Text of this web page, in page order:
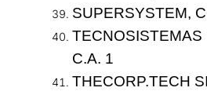
SUPERSYSTEM,
TECNOSISTEMAS
C.A. 1
THECORP.TECH